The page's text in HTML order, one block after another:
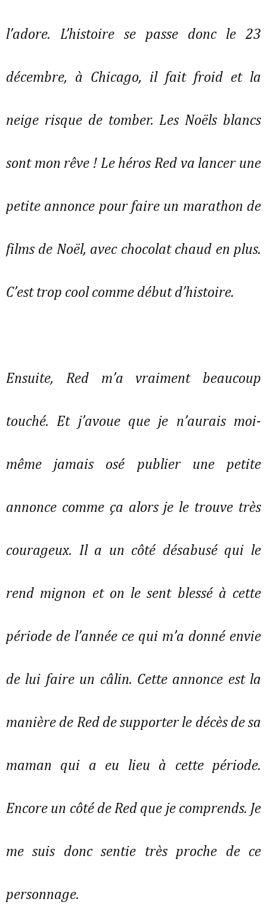
l’adore. L’histoire se passe donc le 23
décembre, à Chicago, il fait froid et la
neige risque de tomber. Les Noëls blancs
sont mon rêve ! Le héros Red va lancer une
petite annonce pour faire un marathon de
films de Noël, avec chocolat chaud en plus.
C’est trop cool comme début d’histoire.
Ensuite, Red m’a vraiment beaucoup
touché. Et j’avoue que je n’aurais moi-
même jamais osé publier une petite
annonce comme ça alors je le trouve très
courageux. Il a un côté désabusé qui le
rend mignon et on le sent blessé à cette
période de l’année ce qui m’a donné envie
de lui faire un câlin. Cette annonce est la
manière de Red de supporter le décès de sa
maman qui a eu lieu à cette période.
Encore un côté de Red que je comprends. Je
me suis donc sentie très proche de ce
personnage.